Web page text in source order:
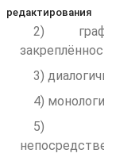
редактирования
2)
закреплённость
3) диалогичность
4)
5)